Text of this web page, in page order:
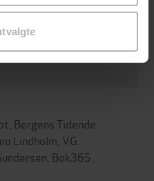
Bergens Tidende.
Lindholm, VG.
Bok365.